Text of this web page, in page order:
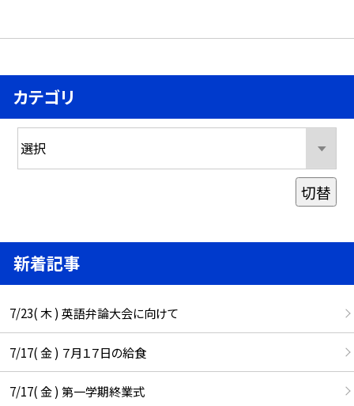
カテゴリ
切替
新着記事
7/23( 木 ) 英語弁論大会に向けて
7/17( 金 ) ７月１７日の給食
7/17( 金 ) 第一学期終業式